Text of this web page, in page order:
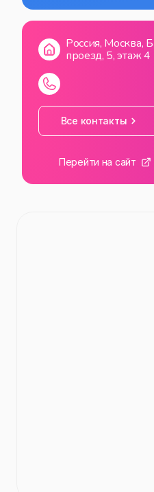
Россия, Москва,
проезд, 5, этаж 4
Все контакты
Перейти на сайт